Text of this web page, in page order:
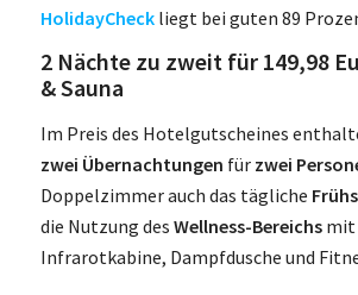
HolidayCheckliegt bei guten 89
2 Nächte zu zweit für 149,98
& Sauna
Im Preis des Hotelgutscheines
zwei Übernachtungen für zwei
Doppelzimmer auch das tägliche
die Nutzung des Wellness-Bereichsmit
Infrarotkabine, Dampfdusche und